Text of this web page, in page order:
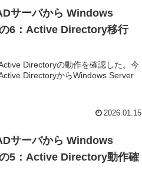
サーバから Windows
6：Active Directory移行
Directoryの動作を確認した。今
DirectoryからWindows Server
2026.01.15
サーバから Windows
5：Active Directory動作確